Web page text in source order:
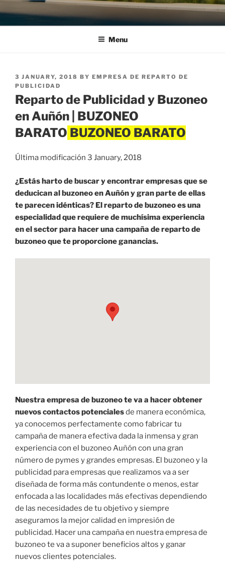
Menu
POSTED
ON
3 JANUARY, 2018 BY EMPRESA DE REPARTO DE
PUBLICIDAD
Reparto de Publicidad y Buzoneo
en Auñón | BUZONEO
BARATO
Última modificación 3 January, 2018
¿Estás harto de buscar y encontrar empresas que se
deducican al buzoneo en Auñón y gran parte de ellas
te parecen idénticas? El reparto de buzoneo es una
especialidad que requiere de muchísima experiencia
en el sector para hacer una campaña de reparto de
buzoneo que te proporcione ganancias.
Nuestra empresa de buzoneo te va a hacer obtener
nuevos contactos potencialesde manera económica,
ya conocemos perfectamente como fabricar tu
campaña de manera efectiva dada la inmensa y gran
experiencia con el buzoneo Auñón con una gran
número de pymes y grandes empresas. El buzoneo y la
publicidad para empresas que realizamos va a ser
diseñada de forma más contundente o menos, estar
enfocada a las localidades más efectivas dependiendo
de las necesidades de tu objetivo y siempre
aseguramos la mejor calidad en impresión de
publicidad. Hacer una campaña en nuestra empresa de
buzoneo te va a suponer beneficios altos y ganar
nuevos clientes potenciales.